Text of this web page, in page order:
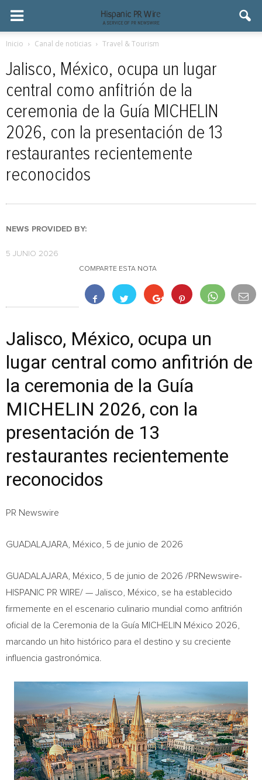
Inicio Canal de noticias Travel & Tourism
Jalisco, México, ocupa un lugar
central como anfitrión de la
ceremonia de la Guía MICHELIN
2026, con la presentación de 13
restaurantes recientemente
reconocidos
NEWS PROVIDED BY:
5 JUNIO 2026
COMPARTE ESTA NOTA
Jalisco, México, ocupa un
lugar central como anfitrión de
la ceremonia de la Guía
MICHELIN 2026, con la
presentación de 13
restaurantes recientemente
reconocidos
PR Newswire
GUADALAJARA, México, 5 de junio de 2026
GUADALAJARA, México 5 de junio de 2026 /PRNewswire-
HISPANIC PR WIRE/ — Jalisco, México, se ha establecido
firmemente en el escenario culinario mundial como anfitrión
oficial de la Ceremonia de la Guía MICHELIN México 2026,
marcando un hito histórico para el destino y su creciente
influencia gastronómica.